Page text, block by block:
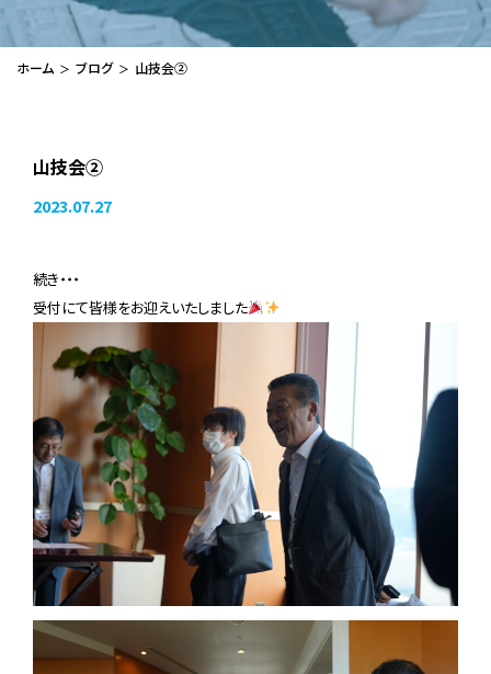
ホーム ブログ 山技会②
山技会②
2023.07.27
続き・・・
受付にて皆様をお迎えいたしました